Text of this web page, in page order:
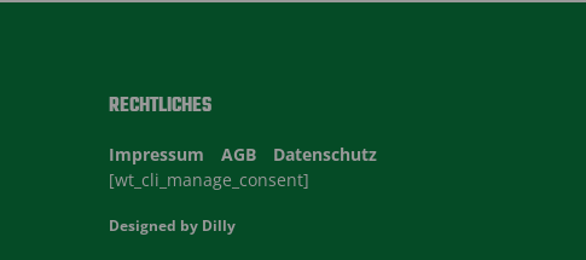
RECHTLICHES
Impressum AGB
Datenschutz
[wt_cli_manage_consent]
Designed by Dilly